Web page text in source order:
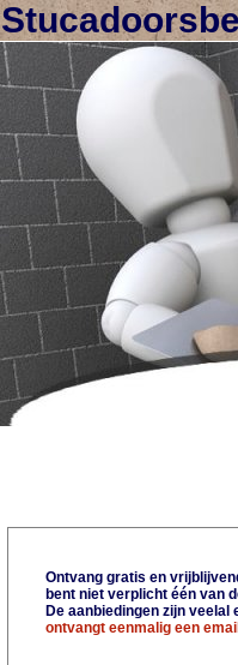
Ontvang gratis en
bent niet verplicht één van
De aanbiedingen zijn
ontvangt eenmalig een